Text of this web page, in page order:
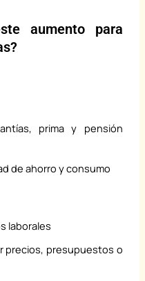
aumento para
prima y pensión
de ahorro y consumo
laborales
precios, presupuestos o